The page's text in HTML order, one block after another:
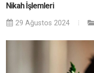
Nikah İşlemleri
29 Ağustos 2024